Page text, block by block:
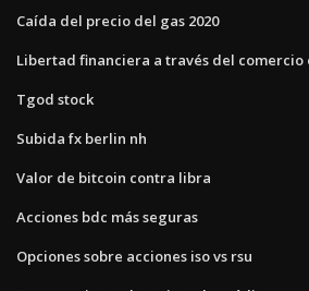
Caída del precio del gas 2020
Libertad financiera a través del
Tgod stock
Subida fx berlin nh
Valor de bitcoin contra libra
Acciones bdc más seguras
Opciones sobre acciones iso vs rsu